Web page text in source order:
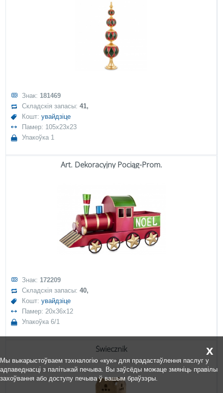
Знак: 181469
Складскія запасы:41,
Кошт:увайдзіце
Памер: 105x23x23
Упакоўка 1
Art. Dekoracyjny Pociąg-Prom.
Знак: 172209
Складскія запасы:40,
Кошт:увайдзіце
Памер: 20x36x12
Упакоўка 6/1
Świecznik x
Мы выкарыстоўваем тэхналогію «кук» для прадастаўлення паслуг у
адпаведнасці з палітыкай печыва. Вы заўсёды можаце змяніць правілы
захоўвання або доступу печыва ў вашым браўзэры.